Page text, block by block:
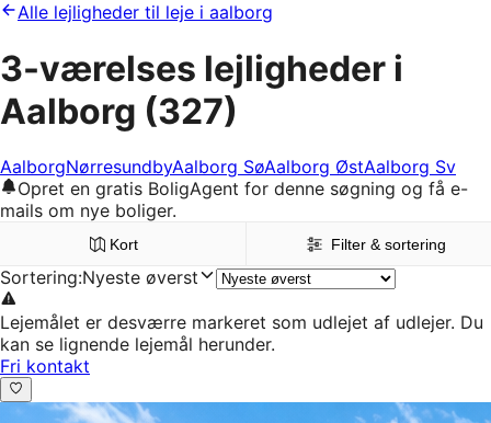
Alle lejligheder til leje i aalborg
3-værelses lejligheder i
Aalborg (327)
AalborgNørresundbyAalborg SøAalborg ØstAalborg Sv
Opret en gratis BoligAgent for denne søgning og få e-
mails om nye boliger.
Kort Filter & sortering
Sortering:Nyeste øverst
Lejemålet er desværre markeret som udlejet af udlejer. Du
kan se lignende lejemål herunder.
Fri kontakt